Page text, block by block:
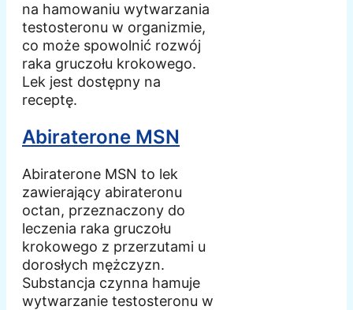
na hamowaniu wytwarzania
testosteronu w organizmie,
co może spowolnić rozwój
raka gruczołu krokowego.
Lek jest dostępny na
receptę.
Abiraterone MSN
Abiraterone MSN to lek
zawierający abirateronu
octan, przeznaczony do
leczenia raka gruczołu
krokowego z przerzutami u
dorosłych mężczyzn.
Substancja czynna hamuje
wytwarzanie testosteronu w